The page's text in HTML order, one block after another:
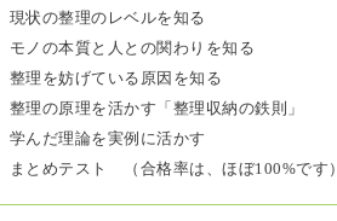
現状の整理のレベルを知る
モノの本質と人との関わりを知る
整理を妨げている原因を知る
整理の原理を活かす「整理収納の鉄則」
学んだ理論を実例に活かす
まとめテスト （合格率は、ほぼ100%です）